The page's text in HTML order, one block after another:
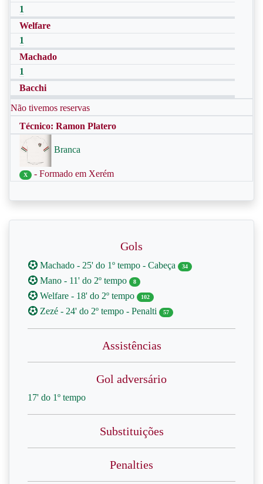
1
Welfare
1
Machado
1
Bacchi
Não tivemos reservas
Técnico: Ramon Platero
Branca
X - Formado em Xerém
Gols
Machado - 25' do 1º tempo - Cabeça 34
Mano - 11' do 2º tempo 8
Welfare - 18' do 2º tempo 102
Zezé - 24' do 2º tempo - Penalti 57
Assistências
Gol adversário
17' do 1º tempo
Substituições
Penalties